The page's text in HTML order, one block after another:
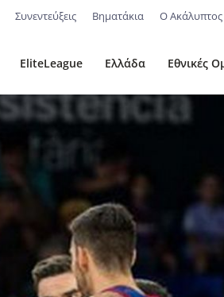
Συνεντεύξεις Βηματάκια Ο Ακάλυπτος
EliteLeague Ελλάδα Εθνικές